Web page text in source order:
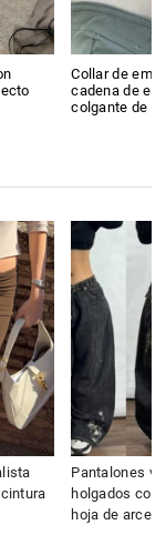
Collar de
cadena de
colgante de
Pantalones
holgados con
hoja de arce